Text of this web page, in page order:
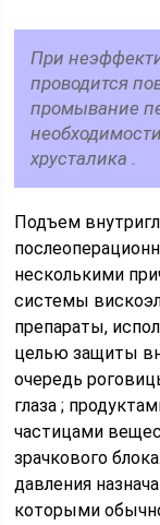
При
проводится
промывание
хрусталика .
Подъем
несколькими
системы
препараты,
целью защиты
очередь
глаза ;
частицами
зрачкового
давления
которыми